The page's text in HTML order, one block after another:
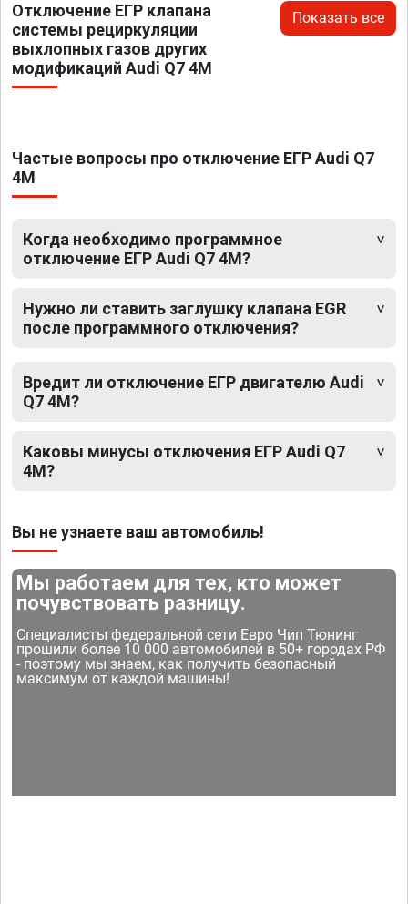
Отключение ЕГР клапана
системы рециркуляции
выхлопных газов других
модификаций Audi Q7 4M
Показать все
Частые вопросы про отключение ЕГР Audi Q7
4M
Когда необходимо программное
отключение ЕГР Audi Q7 4M?
Нужно ли ставить заглушку клапана EGR
после программного отключения?
Вредит ли отключение ЕГР двигателю Audi
Q7 4M?
Каковы минусы отключения ЕГР Audi Q7
4M?
Вы не узнаете ваш автомобиль!
Мы работаем для тех, кто может
почувствовать разницу.
Специалисты федеральной сети Евро Чип Тюнинг
прошили более 10 000 автомобилей в 50+ городах РФ
- поэтому мы знаем, как получить безопасный
максимум от каждой машины!